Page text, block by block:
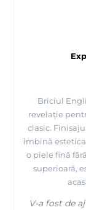
Briciul
revelație
clasic.
îmbină
o piele fină
superioară,
V-a fost de